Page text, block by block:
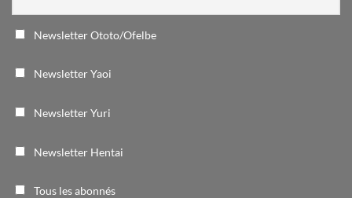
Newsletter Ototo/Ofelbe
Newsletter Yaoi
Newsletter Yuri
Newsletter Hentai
Tous les abonnés